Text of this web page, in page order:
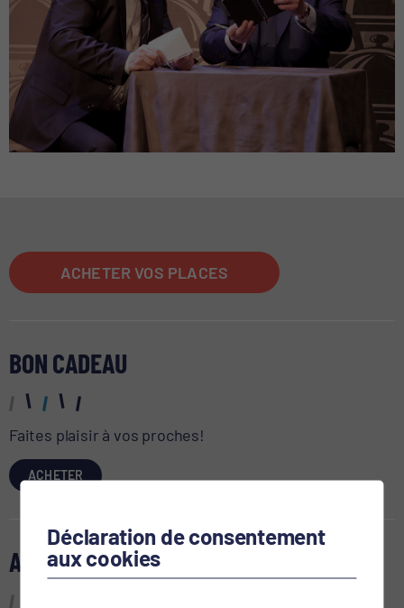
ACHETER VOS PLACES
BON CADEAU
Faites plaisir à vos proches!
ACHETER
AGENDA
Déclaration de consentement
aux cookies